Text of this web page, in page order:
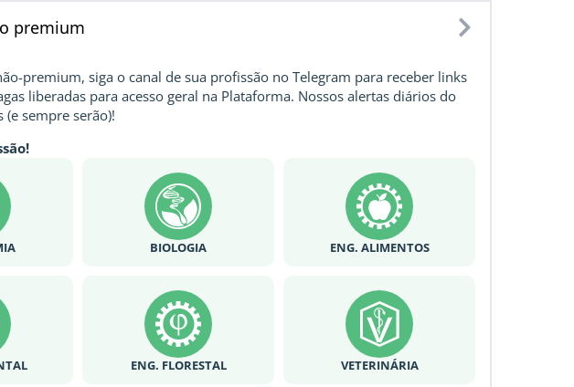
premium
premium, siga o canal de sua profissão no Telegram para receber links
liberadas para acesso geral na Plataforma. Nossos alertas diários do
(e sempre serão)!
BIOLOGIA ENG. ALIMENTOS
ENG. FLORESTAL VETERINÁRIA